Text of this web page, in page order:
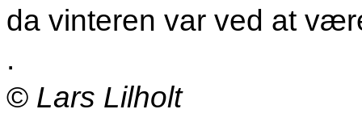
da vinteren var ved at
.
© Lars Lilholt